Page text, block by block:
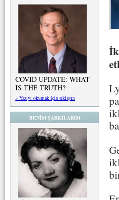
COVID UPDATE: WHAT
IS THE TRUTH?
» Yazıyı okumak için tıklayın
BENİM ŞARKILARIM